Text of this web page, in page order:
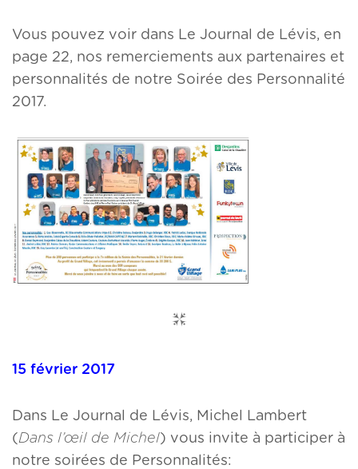
Vous pouvez voir dans Le Journal de Lévis, en
page 22, nos remerciements aux partenaires et
personnalités de notre Soirée des Personnalité
2017.
15 février 2017
Dans Le Journal de Lévis, Michel Lambert
(Dans l’œil de Michel) vous invite à participer à
notre soirées de Personnalités: